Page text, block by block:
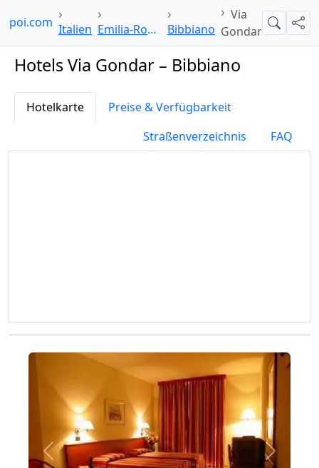
Italien Emilia-Romagna Bibbiano
Via
Gondar
Suche
Hotels Via Gondar – Bibbiano
Hotelkarte
Preise & Verfügbarkeit
Straßenverzeichnis
FAQ
Zurück Weiter